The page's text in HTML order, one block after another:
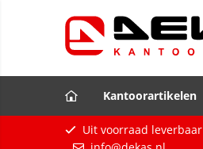
Kantoorartikelen
Uit voorraad leverbaar